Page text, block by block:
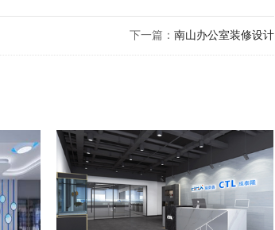
下一篇： 南山办公室装修设计